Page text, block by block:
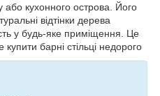
або кухонного острова. Його
відтінки дерева
у будь-яке приміщення. Це
барні стільці недорого